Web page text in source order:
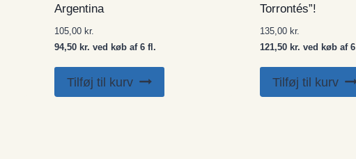
Argentina
105,00 kr.
94,50 kr. ved køb af 6 fl.
Tilføj til kurv
Torrontés”!
135,00 kr.
121,50 kr. ved køb af
Tilføj til kurv